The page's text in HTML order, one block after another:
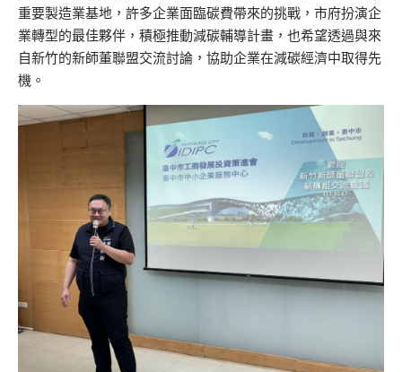
重要製造業基地，許多企業面臨碳費帶來的挑戰，市府扮演企
業轉型的最佳夥伴，積極推動減碳輔導計畫，也希望透過與來
自新竹的新師董聯盟交流討論，協助企業在減碳經濟中取得先
機。